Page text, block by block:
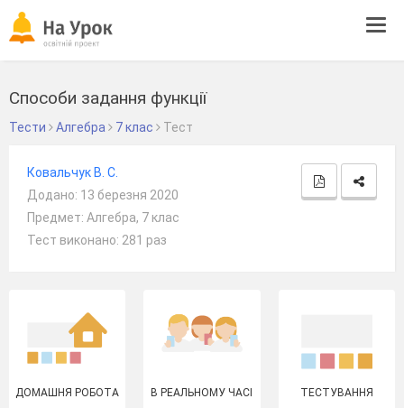
Способи задання функції
Тести Алгебра 7 клас Тест
Ковальчук В. С.
Додано: 13 березня 2020
Предмет: Алгебра, 7 клас
Тест виконано: 281 раз
ДОМАШНЯ РОБОТА В РЕАЛЬНОМУ ЧАСІ ТЕСТУВАННЯ